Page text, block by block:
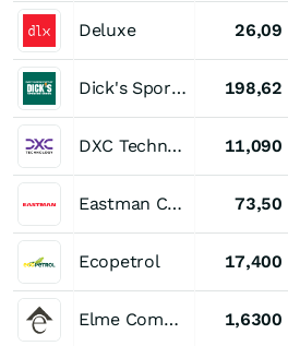
Deluxe 26,09
Dick's Sporting Goods 198,62
DXC Technology Company 11,090
Eastman Chemical 73,50
Ecopetrol 17,400
Elme Communities Registered of Benef Interest 1,6300